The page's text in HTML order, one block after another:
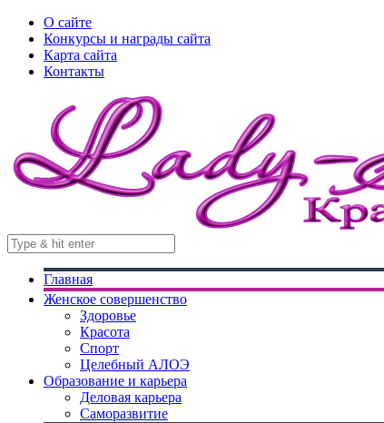
О сайте
Конкурсы и награды сайта
Карта сайта
Контакты
Главная
Женское совершенство
Здоровье
Красота
Спорт
Целебный АЛОЭ
Образование и карьера
Деловая карьера
Саморазвитие